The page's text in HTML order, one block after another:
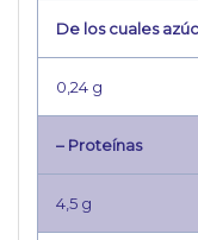
De los cuales
0,24 g
– Proteínas
4,5 g